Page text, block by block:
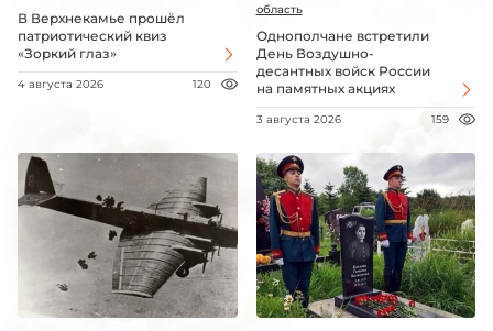
В Верхнекамье прошёл
патриотический квиз
«Зоркий глаз»
4 августа 2026 120
область
Однополчане встретили
День Воздушно-
десантных войск России
на памятных акциях
3 августа 2026 159